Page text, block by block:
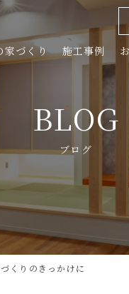
家づくり 施工事例
BLOG
ブログ
くりのきっかけに